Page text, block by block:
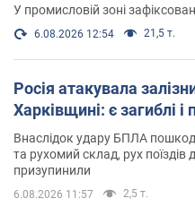
У промисловій зоні
6.08.2026 12:54 21,5 т.
Росія атакувала
Харківщині: є загиблі і
Внаслідок удару БПЛА
та рухомий склад, рух поїздів
призупинили
6.08.2026 11:57 2,5 т.